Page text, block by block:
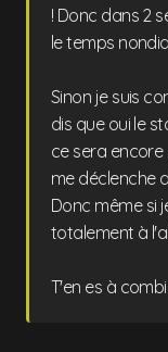
! Donc dans 2
le temps
Sinon je suis
dis que oui le
ce sera encore
me déclenche
Donc même si
totalement à
T'en es à